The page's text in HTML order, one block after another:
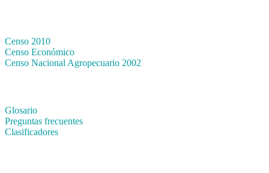
Censo 2010
Censo Económico
Censo Nacional Agropecuario 2002
Glosario
Preguntas frecuentes
Clasificadores